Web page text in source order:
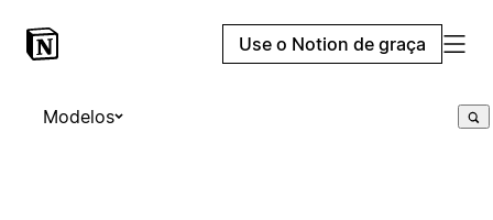
Use o Notion de graça
Modelos